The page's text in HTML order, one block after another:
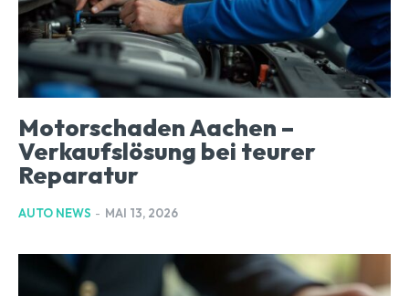
Motorschaden Aachen –
Verkaufslösung bei teurer
Reparatur
AUTO NEWS - MAI 13, 2026